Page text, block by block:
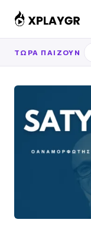
στο
περιεχόμενο
ΤΏΡΑ ΠΑΊΖΟΥΝ